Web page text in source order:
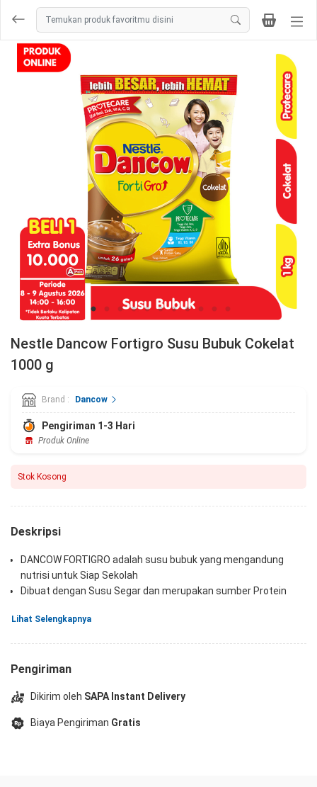
Nestle Dancow Fortigro Susu Bubuk Cokelat
1000 g
Brand : Dancow
Pengiriman 1-3 Hari
Produk Online
Stok Kosong
Deskripsi
DANCOW FORTIGRO adalah susu bubuk yang mengandung
nutrisi untuk Siap Sekolah
Dibuat dengan Susu Segar dan merupakan sumber Protein
Mengandung kolin berperan untuk membantu memenuhi gizi
DANCOW FORTIGRO adalah susu bubuk yang mengandung nutrisi
sumber Protein Susu, Kaya Kalsium, Vitamin, Zat Besi dan Zink,
gizi anak. Susu Anak Saran Usia : 4-12 Tahun Kemasan: Pouch
Lihat Selengkapnya
Pengiriman
Dikirim oleh SAPA Instant Delivery
Biaya Pengiriman Gratis